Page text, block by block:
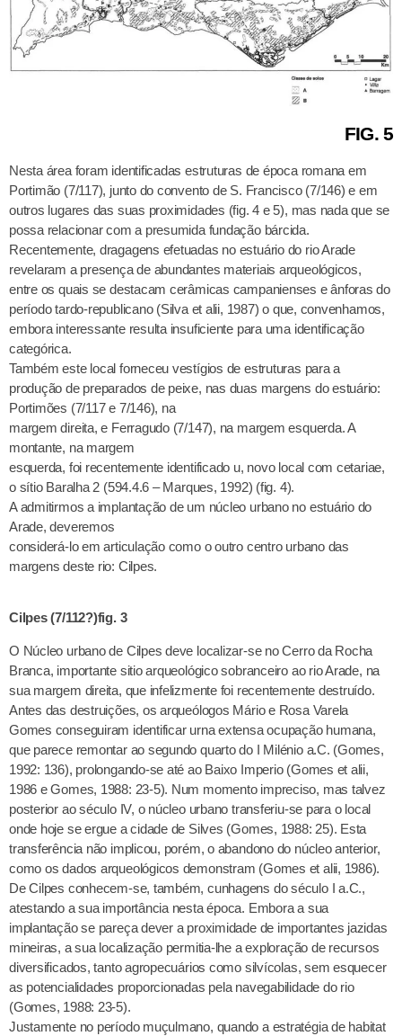
FIG. 5
Nesta área foram identificadas estruturas de época romana em
Portimão (7/117), junto do convento de S. Francisco (7/146) e em
outros lugares das suas proximidades (fig. 4 e 5), mas nada que se
possa relacionar com a presumida fundação bárcida.
Recentemente, dragagens efetuadas no estuário do rio Arade
revelaram a presença de abundantes materiais arqueológicos,
entre os quais se destacam cerâmicas campanienses e ânforas do
período tardo-republicano (Silva et alii, 1987) o que, convenhamos,
embora interessante resulta insuficiente para uma identificação
categórica.
Também este local forneceu vestígios de estruturas para a
produção de preparados de peixe, nas duas margens do estuário:
Portimões (7/117 e 7/146), na
margem direita, e Ferragudo (7/147), na margem esquerda. A
montante, na margem
esquerda, foi recentemente identificado u, novo local com cetariae,
o sítio Baralha 2 (594.4.6 – Marques, 1992) (fig. 4).
A admitirmos a implantação de um núcleo urbano no estuário do
Arade, deveremos
considerá-lo em articulação como o outro centro urbano das
margens deste rio: Cilpes.
Cilpes (7/112?)fig. 3
O Núcleo urbano de Cilpes deve localizar-se no Cerro da Rocha
Branca, importante sitio arqueológico sobranceiro ao rio Arade, na
sua margem direita, que infelizmente foi recentemente destruído.
Antes das destruições, os arqueólogos Mário e Rosa Varela
Gomes conseguiram identificar urna extensa ocupação humana,
que parece remontar ao segundo quarto do I Milénio a.C. (Gomes,
1992: 136), prolongando-se até ao Baixo Imperio (Gomes et alii,
1986 e Gomes, 1988: 23-5). Num momento impreciso, mas talvez
posterior ao século IV, o núcleo urbano transferiu-se para o local
onde hoje se ergue a cidade de Silves (Gomes, 1988: 25). Esta
transferência não implicou, porém, o abandono do núcleo anterior,
como os dados arqueológicos demonstram (Gomes et alii, 1986).
De Cilpes conhecem-se, também, cunhagens do século I a.C.,
atestando a sua importância nesta época. Embora a sua
implantação se pareça dever a proximidade de importantes jazidas
mineiras, a sua localização permitia-lhe a exploração de recursos
diversificados, tanto agropecuários como silvícolas, sem esquecer
as potencialidades proporcionadas pela navegabilidade do rio
(Gomes, 1988: 23-5).
Justamente no período muçulmano, quando a estratégia de habitat